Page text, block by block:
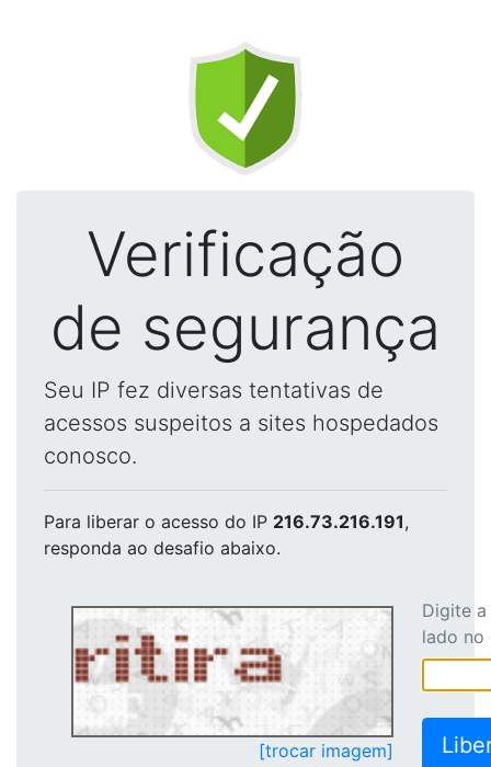
Verificação
de segurança
Seu IP fez diversas tentativas de
acessos suspeitos a sites hospedados
conosco.
Para liberar o acesso do IP 216.73.216.191,
responda ao desafio abaixo.
[trocar imagem]
Digite
lado no